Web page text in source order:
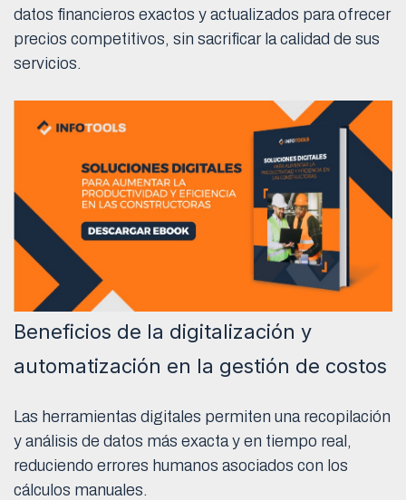
datos financieros exactos y actualizados para ofrecer
precios competitivos, sin sacrificar la calidad de sus
servicios.
Beneficios de la digitalización y
automatización en la gestión de costos
Las herramientas digitales permiten una recopilación
y análisis de datos más exacta y en tiempo real,
reduciendo errores humanos asociados con los
cálculos manuales.